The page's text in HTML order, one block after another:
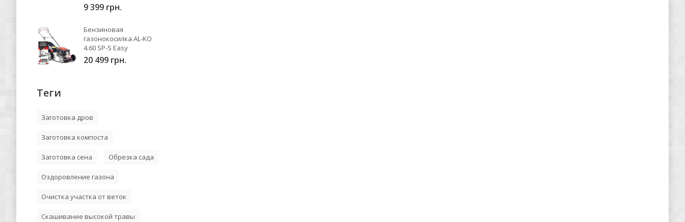
9 399 грн.
Бензиновая
газонокосилка AL-KO
4.60 SP-S Easy
20 499 грн.
Теги
Заготовка дров
Заготовка компоста
Заготовка сена Обрезка сада
Оздоровление газона
Очистка участка от веток
Скашивание высокой травы